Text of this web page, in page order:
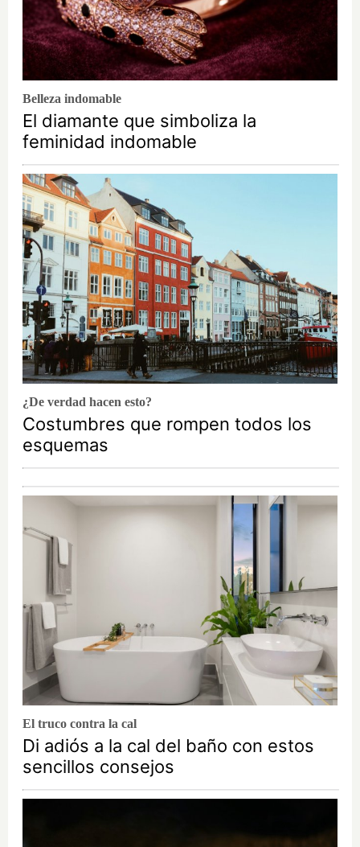
Belleza indomable
El diamante que simboliza la
feminidad indomable
¿De verdad hacen esto?
Costumbres que rompen todos los
esquemas
El truco contra la cal
Di adiós a la cal del baño con estos
sencillos consejos